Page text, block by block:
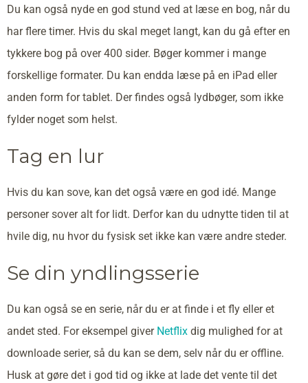
Du kan også nyde en god stund ved at læse en bog, når du
har flere timer. Hvis du skal meget langt, kan du gå efter en
tykkere bog på over 400 sider. Bøger kommer i mange
forskellige formater. Du kan endda læse på en iPad eller
anden form for tablet. Der findes også lydbøger, som ikke
fylder noget som helst.
Tag en lur
Hvis du kan sove, kan det også være en god idé. Mange
personer sover alt for lidt. Derfor kan du udnytte tiden til at
hvile dig, nu hvor du fysisk set ikke kan være andre steder.
Se din yndlingsserie
Du kan også se en serie, når du er at finde i et fly eller et
andet sted. For eksempel giver Netflix dig mulighed for at
downloade serier, så du kan se dem, selv når du er offline.
Husk at gøre det i god tid og ikke at lade det vente til det